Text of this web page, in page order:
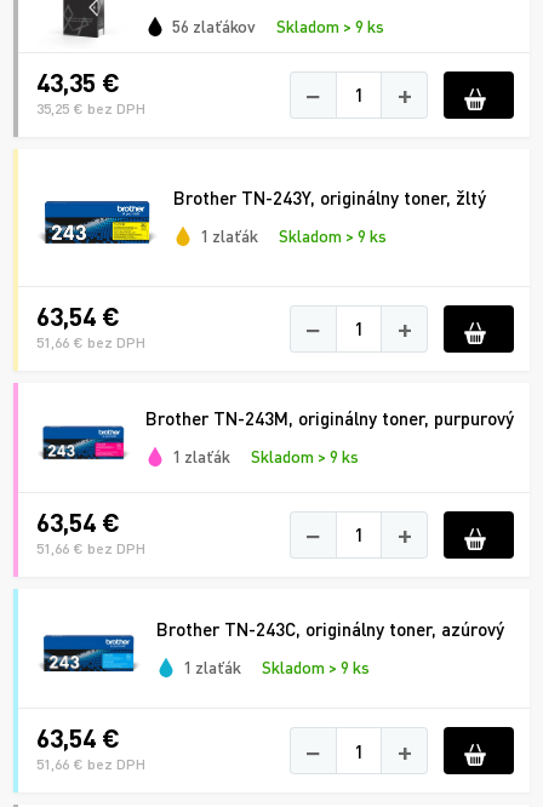
56 zlaťákov Skladom > 9 ks
43,35 €
35,25 € bez DPH − +
Brother TN-243Y, originálny toner, žltý
1 zlaťák Skladom > 9 ks
63,54 €
51,66 € bez DPH − +
Brother TN-243M, originálny toner, purpurový
1 zlaťák Skladom > 9 ks
63,54 €
51,66 € bez DPH − +
Brother TN-243C, originálny toner, azúrový
1 zlaťák Skladom > 9 ks
63,54 €
51,66 € bez DPH − +